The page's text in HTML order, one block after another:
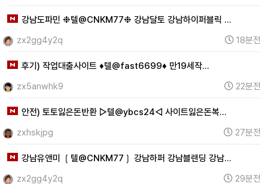
강남도파민 ❉텔@CNKM77❉ 강남달토 강남하이퍼블릭 …
zx2gg4y2q
18분전
후기) 작업대출사이트 ♦텔@fast6699♦ 만19세작…
zx5anwhk9
22분전
안전) 토토잃은돈반환 ▷텔@ybcs24◁ 사이트잃은돈복…
zxhskjpg
27분전
강남유앤미 ❲텔@CNKM77❳ 강남하퍼 강남블랜딩 강남…
zx2gg4y2q
29분전